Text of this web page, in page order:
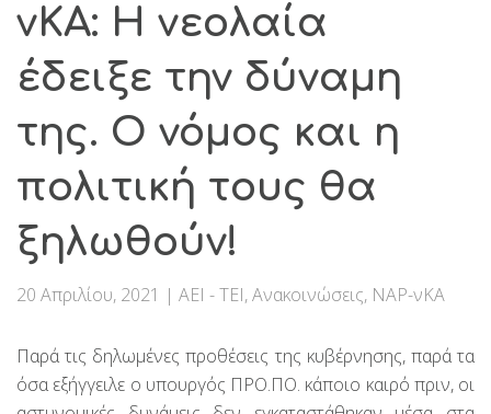
νΚΑ: Η νεολαία
έδειξε την δύναμη
της. Ο νόμος και η
πολιτική τους θα
ξηλωθούν!
20 Απριλίου, 2021 | ΑΕΙ - ΤΕΙ,Ανακοινώσεις, ΝΑΡ-νΚΑ
Παρά τις δηλωμένες προθέσεις της κυβέρνησης, παρά τα
όσα εξήγγειλε ο υπουργός ΠΡΟ.ΠΟ. κάποιο καιρό πριν, οι